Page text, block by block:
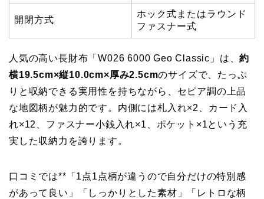
開閉方式
ホック式またはラウンド
ファスナー式
人気の高い長財布「W026 6000 Geo Classic」は、約
横19.5cm×縦10.0cm×厚み2.5cmのサイズで、たっぷ
りと収納できる実用性を持ちながら、セピア調の上品
な地図柄が魅力的です。内側には札入れ×2、カード入
れ×12、ファスナー小銭入れ×1、ポケット×1という充
実した収納力を誇ります。
口コミでは**「1点1点柄が違うので自分だけの特別感
があって良い」「しっかりとした素材」「レトロな柄